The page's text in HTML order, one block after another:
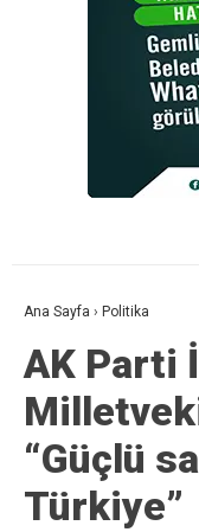
Ana Sayfa › Politika
AK Parti
“Güçlü
Türkiye”